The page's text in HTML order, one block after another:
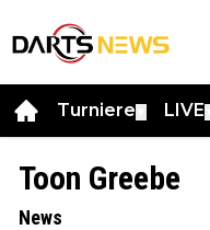
Turniere LIVE
Toon Greebe
News